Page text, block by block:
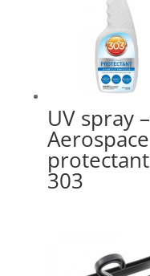
UV spray –
Aerospace
protectant
303